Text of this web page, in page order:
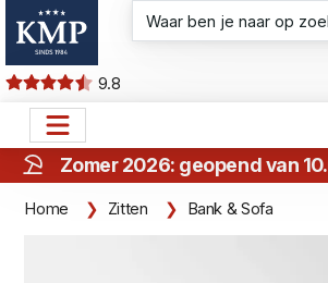
9.8
Zomer 2026: geopend van
Home Zitten Bank & Sofa